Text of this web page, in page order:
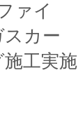
ァイ
スカー
工実施